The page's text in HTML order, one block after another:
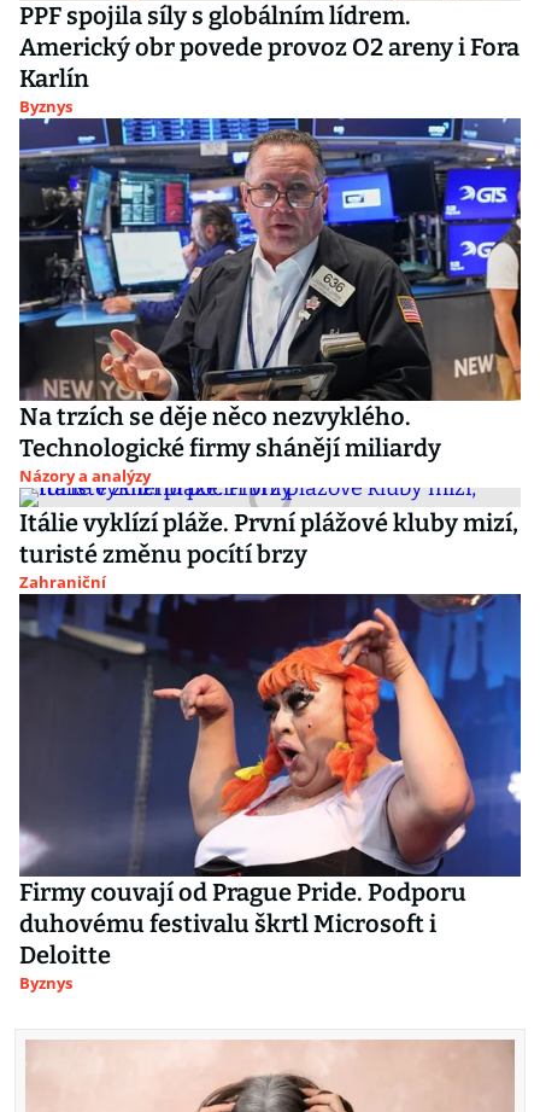
PPF spojila síly s globálním lídrem.
Americký obr povede provoz O2 areny i Fora
Karlín
Byznys
Na trzích se děje něco nezvyklého.
Technologické firmy shánějí miliardy
Názory a analýzy
Itálie vyklízí pláže. První plážové kluby mizí,
turisté změnu pocítí brzy
Zahraniční
Firmy couvají od Prague Pride. Podporu
duhovému festivalu škrtl Microsoft i
Deloitte
Byznys